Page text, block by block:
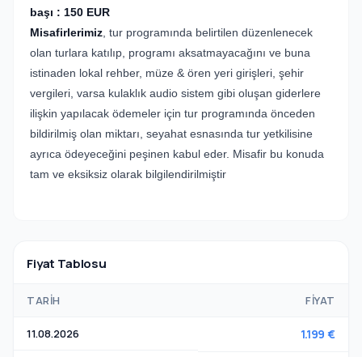
başı : 150 EUR
Misafirlerimiz , tur programında belirtilen düzenlenecek
olan turlara katılıp, programı aksatmayacağını ve buna
istinaden lokal rehber, müze & ören yeri girişleri, şehir
vergileri, varsa kulaklık audio sistem gibi oluşan giderlere
ilişkin yapılacak ödemeler için tur programında önceden
bildirilmiş olan miktarı, seyahat esnasında tur yetkilisine
ayrıca ödeyeceğini peşinen kabul eder. Misafir bu konuda
tam ve eksiksiz olarak bilgilendirilmiştir
Fiyat Tablosu
TARIH FIYAT
11.08.2026 1.199 €